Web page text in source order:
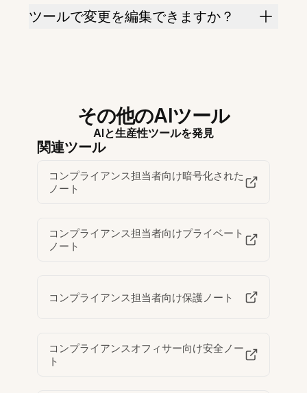
ツールで変更を編集できますか？
その他のAIツール
AIと生産性ツールを発見
関連ツール
コンプライアンス担当者向け暗号化された
ノート
コンプライアンス担当者向けプライベート
ノート
コンプライアンス担当者向け保護ノート
コンプライアンスオフィサー向け安全ノー
ト